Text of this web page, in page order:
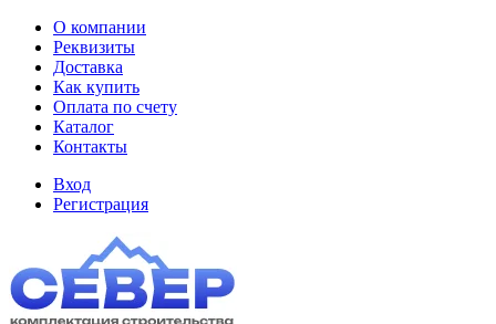
О компании
Реквизиты
Доставка
Как купить
Оплата по счету
Каталог
Контакты
Вход
Регистрация